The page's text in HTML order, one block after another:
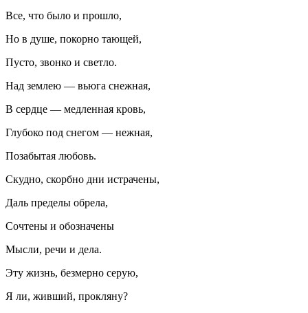
Все, что было и прошло,
Но в душе, покорно тающей,
Пусто, звонко и светло.
Над землею — вьюга снежная,
В сердце — медленная кровь,
Глубоко под снегом — нежная,
Позабытая любовь.
Скудно, скорбно дни истрачены,
Даль пределы обрела,
Сочтены и обозначены
Мысли, речи и дела.
Эту жизнь, безмерно серую,
Я ли, живший, прокляну?